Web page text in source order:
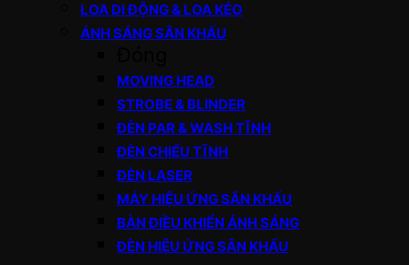
LOA DI ĐỘNG & LOA KÉO
ÁNH SÁNG SÂN KHẤU
MOVING HEAD
STROBE & BLINDER
ĐÈN PAR & WASH TĨNH
ĐÈN CHIẾU TĨNH
ĐÈN LASER
MÁY HIỆU ỨNG SÂN KHẤU
BÀN ĐIỀU KHIỂN ÁNH SÁNG
ĐÈN HIỆU ỨNG SÂN KHẤU